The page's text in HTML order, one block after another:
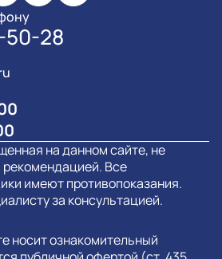
50-28
на данном сайте, не
рекомендацией. Все
имеют противопоказания.
за консультацией.
носит ознакомительный